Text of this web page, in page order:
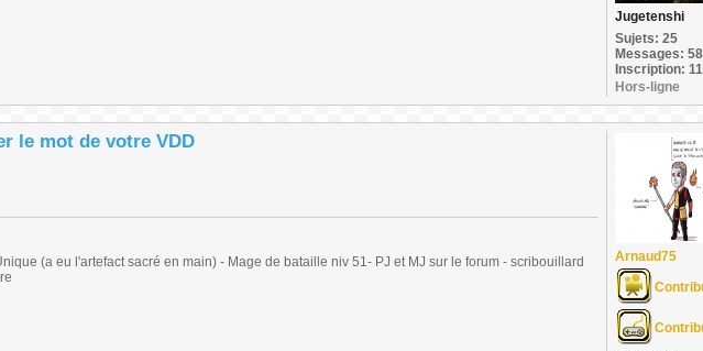
Jugetenshi
Sujets: 25
Messages:
Inscription:
Hors-ligne
le mot de votre VDD
(a eu l'artefact sacré en main) - Mage de bataille niv 51- PJ et MJ sur le forum - scribouillard
Arnaud75